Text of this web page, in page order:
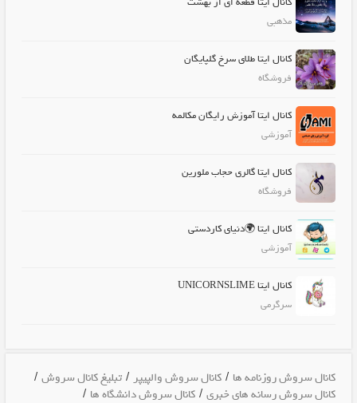
مذهبی
کانال ایتا طلای سرخ گلپایگان
فروشگاه
کانال ایتا آموزش رایگان مکالمه
آموزشی
کانال ایتا گالری حجاب ملورین
فروشگاه
کانال ایتا 🌍دنیای کاردستی
آموزشی
کانال ایتا UNICORNSLIME
سرگرمی
کانال سروش روزنامه ها /کانال سروش والپیپر /تبلیغ کانال سروش /
کانال سروش رسانه های خبری /کانال سروش دانشگاه ها /